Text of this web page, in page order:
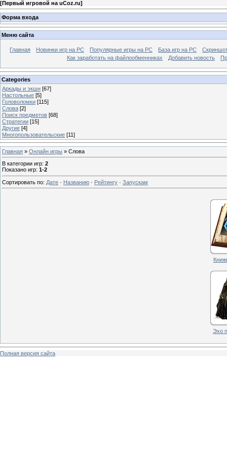
[Первый игровой на uCoz.ru]
Форма входа
Меню сайта
Главная Новинки игр на PC Популярные игры на PC База игр на РС
Как заработать на файлообменниках
Добавить новость
Categories
Аркады и экшн [67]
Настольные [5]
Головоломки [115]
Слова [2]
Поиск предметов [68]
Стратегии [15]
Другие [4]
Многопользовательские [11]
Главная » Онлайн игры » Слова
В категории игр: 2
Показано игр: 1-2
Сортировать по: Дате · Названию · Рейтингу · Запускам
Эхо
Полная версия сайта